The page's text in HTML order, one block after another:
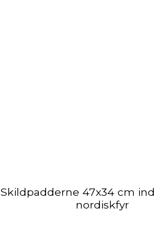
Skildpadderne 47x34 cm
nordiskfyr